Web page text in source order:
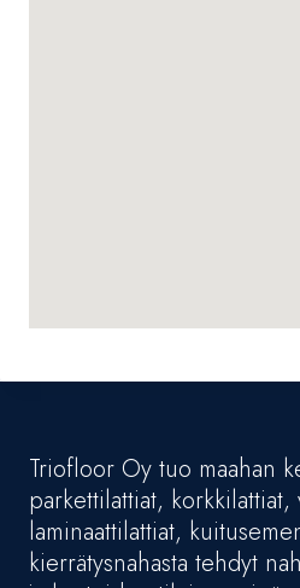
Triofloor Oy tuo maahan
parkettilattiat, korkkilattiat,
laminaattilattiat,
kierrätysnahasta tehdyt